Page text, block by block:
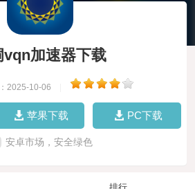
vqn加速器下载
2025-10-06
苹果下载 PC下载
安卓市场，安全绿色